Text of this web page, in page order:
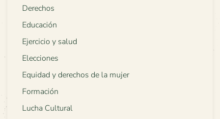
Derechos
Educación
Ejercicio y salud
Elecciones
Equidad y derechos de la mujer
Formación
Lucha Cultural